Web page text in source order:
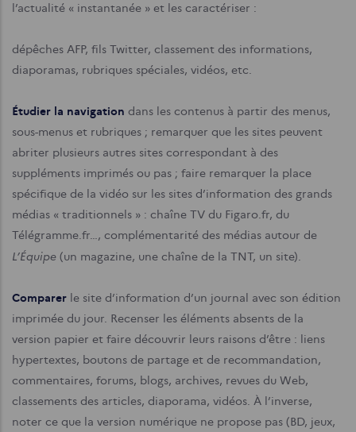
l’actualité « instantanée » et les caractériser :
dépêches AFP, fils Twitter, classement des informations,
diaporamas, rubriques spéciales, vidéos, etc.
Étudier la navigation dans les contenus à partir des menus,
sous-menus et rubriques ; remarquer que les sites peuvent
abriter plusieurs autres sites correspondant à des
suppléments imprimés ou pas ; faire remarquer la place
spécifique de la vidéo sur les sites d’information des grands
médias « traditionnels » : chaîne TV du Figaro.fr, du
Télégramme.fr…, complémentarité des médias autour de
L’Équipe (un magazine, une chaîne de la TNT, un site).
Comparer le site d’information d’un journal avec son édition
imprimée du jour. Recenser les éléments absents de la
version papier et faire découvrir leurs raisons d’être : liens
hypertextes, boutons de partage et de recommandation,
commentaires, forums, blogs, archives, revues du Web,
classements des articles, diaporama, vidéos. À l’inverse,
noter ce que la version numérique ne propose pas (BD, jeux,